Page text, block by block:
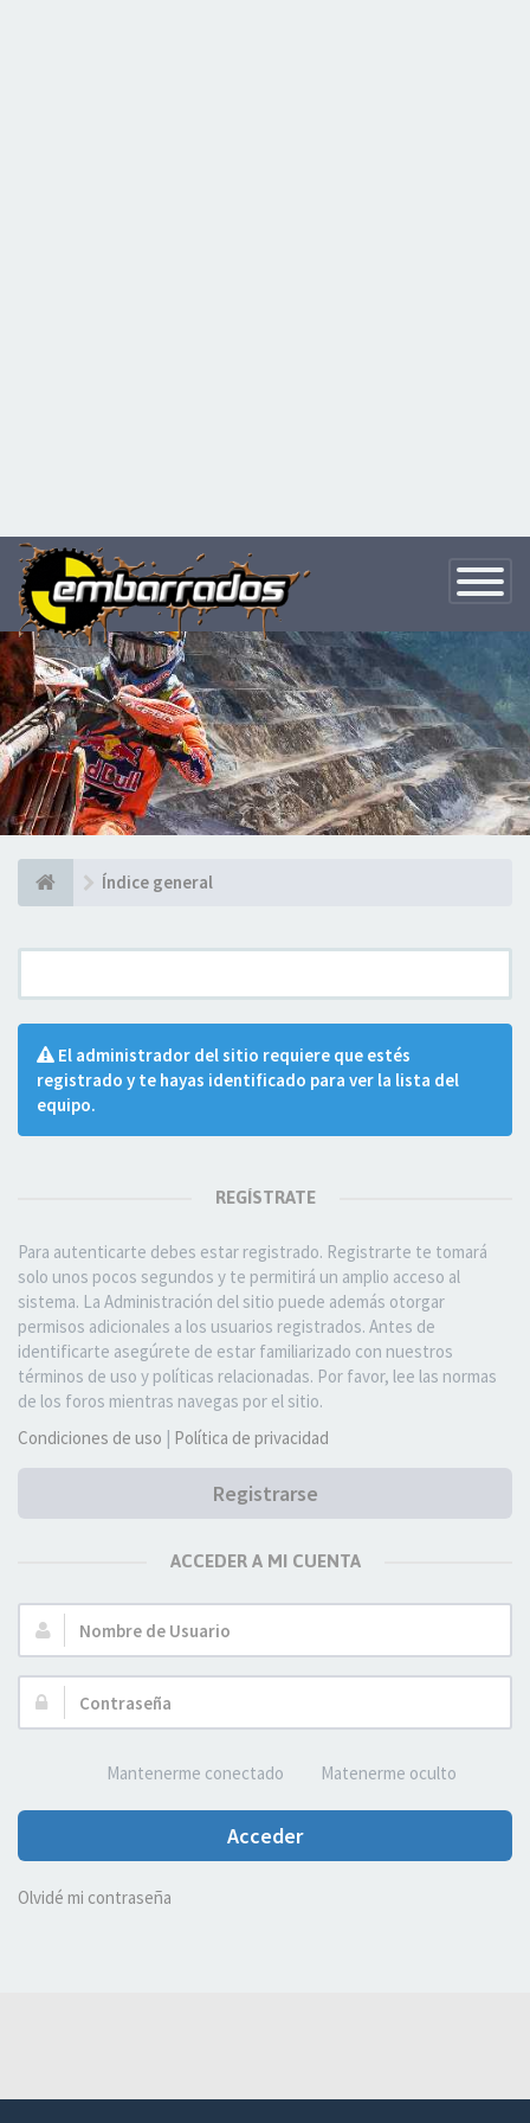
Toggle
Índice general
El administrador del sitio requiere que estés
registrado y te hayas identificado para ver la lista del
equipo.
REGÍSTRATE
Para autenticarte debes estar registrado. Registrarte te tomará
solo unos pocos segundos y te permitirá un amplio acceso al
sistema. La Administración del sitio puede además otorgar
permisos adicionales a los usuarios registrados. Antes de
identificarte asegúrete de estar familiarizado con nuestros
términos de uso y políticas relacionadas. Por favor, lee las normas
de los foros mientras navegas por el sitio.
Condiciones de uso | Política de privacidad
Registrarse
ACCEDER A MI CUENTA
Nombre
de
Usuario:
Contraseña:
Mantenerme conectado Matenerme oculto
Acceder
Olvidé mi contraseña